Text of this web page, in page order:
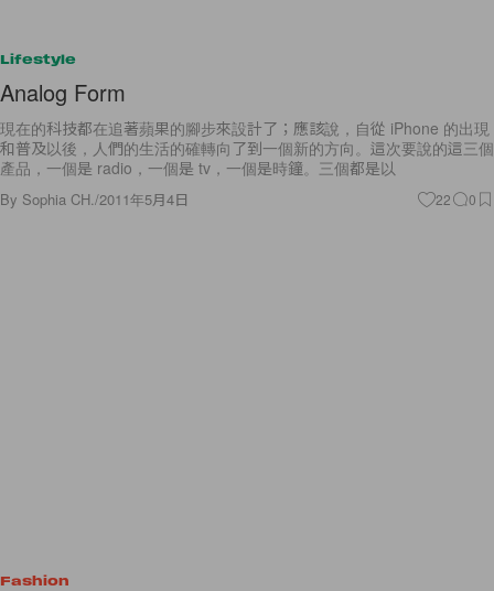
Lifestyle
Analog Form
現在的科技都在追著蘋果的腳步來設計了；應該說，自從 iPhone 的出現
和普及以後，人們的生活的確轉向了到一個新的方向。這次要說的這三個
產品，一個是 radio，一個是 tv，一個是時鐘。三個都是以
By Sophia CH./2011年5月4日 22 0
Fashion